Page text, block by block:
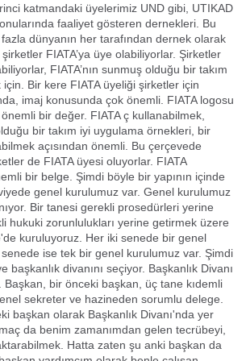
katmandaki üyelerimiz UND gibi, UTIKAD
faaliyet gösteren dernekleri. Bu
dünyanın her tarafından dernek olarak
FIATA’ya üye olabiliyorlar. Şirketler
FIATA’nın sunmuş olduğu bir takım
Bir kere FIATA üyeliği şirketler için
imaj konusunda çok önemli. FIATA logosu
önemli bir değer. FIATA ç kullanabilmek,
bir takım iyi uygulama örnekleri, bir
açısından önemli. Bu çerçevede
de FIATA üyesi oluyorlar. FIATA
bir belge. Şimdi böyle bir yapının içinde
genel kurulumuz var. Genel kurulumuz
Bir tanesi gerekli prosedürleri yerine
hukuki zorunlulukları yerine getirmek üzere
kuruluyoruz. Her iki senede bir genel
ise tek bir genel kurulumuz var. Şimdi
başkanlık divanını seçiyor. Başkanlık Divanı
bir önceki başkan, üç tane kıdemli
sekreter ve hazineden sorumlu delege.
başkan olarak Başkanlık Divanı'nda yer
da benim zamanımdan gelen tecrübeyi,
Hatta zaten şu anki başkan da